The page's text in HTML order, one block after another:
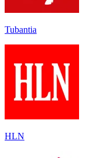
Tubantia
HLN